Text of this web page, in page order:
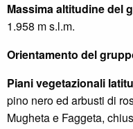
Massima altitudine del
1.958 m s.l.m.
Orientamento del
Piani vegetazionali
pino nero ed arbusti di
Mugheta e Faggeta,